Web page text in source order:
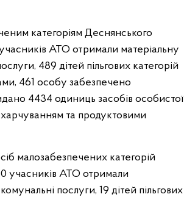
категоріям Деснянського
АТО отримали матеріальну
489 дітей пільгових категорій
461 особу забезпечено
4434 одиниць засобів особистої
та продуктовими
малозабезпечених категорій
учасників АТО отримали
послуги, 19 дітей пільгових